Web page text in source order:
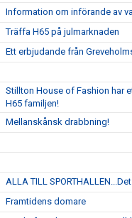
Information om införande av
Träffa H65 på julmarknaden
Ett erbjudande från
Stillton House of Fashion har
H65 familjen!
Mellanskånsk drabbning!
ALLA TILL
Framtidens domare